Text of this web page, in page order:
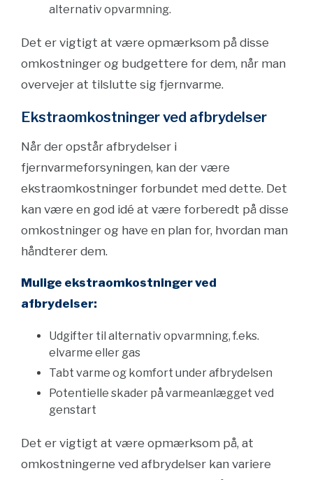
alternativ opvarmning.
Det er vigtigt at være opmærksom på disse
omkostninger og budgettere for dem, når man
overvejer at tilslutte sig fjernvarme.
Ekstraomkostninger ved afbrydelser
Når der opstår afbrydelser i
fjernvarmeforsyningen, kan der være
ekstraomkostninger forbundet med dette. Det
kan være en god idé at være forberedt på disse
omkostninger og have en plan for, hvordan man
håndterer dem.
Mulige ekstraomkostninger ved
afbrydelser:
Udgifter til alternativ opvarmning, f.eks.
elvarme eller gas
Tabt varme og komfort under afbrydelsen
Potentielle skader på varmeanlægget ved
genstart
Det er vigtigt at være opmærksom på, at
omkostningerne ved afbrydelser kan variere